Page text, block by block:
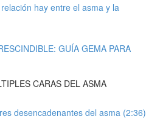
hay entre el asma y la
GUÍA GEMA PARA
CARAS DEL ASMA
desencadenantes del asma (2:36)